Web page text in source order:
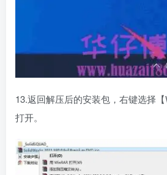
13.返回解压后的安装包，右键选择【
打开。